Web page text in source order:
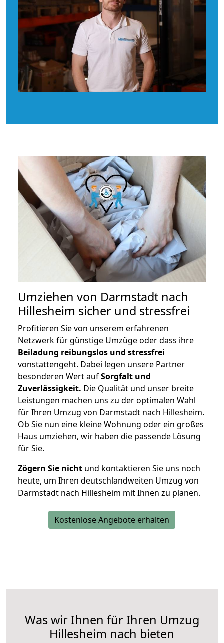
Umziehen von Darmstadt nach
Hillesheim sicher und stressfrei
Profitieren Sie von unserem erfahrenen
Netzwerk für günstige Umzüge oder dass ihre
Beiladung reibungslos und stressfrei
vonstattengeht. Dabei legen unsere Partner
besonderen Wert aufSorgfalt und
Zuverlässigkeit. Die Qualität und unser breite
Leistungen machen uns zu der optimalen Wahl
für Ihren Umzug von Darmstadt nach Hillesheim.
Ob Sie nun eine kleine Wohnung oder ein großes
Haus umziehen, wir haben die passende Lösung
für Sie.
Zögern Sie nicht und kontaktieren Sie uns noch
heute, um Ihren deutschlandweiten Umzug von
Darmstadt nach Hillesheim mit Ihnen zu planen.
Kostenlose Angebote erhalten
Was wir Ihnen für Ihren Umzug
Hillesheim nach bieten